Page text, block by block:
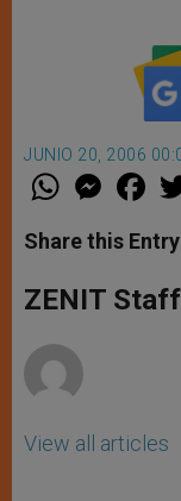
JUNIO 20, 2006
W
t
s
p
p
M
e
s
e
g
e
F
a
e
b
o
k
Share this Entry
ZENIT Staff
View all articles